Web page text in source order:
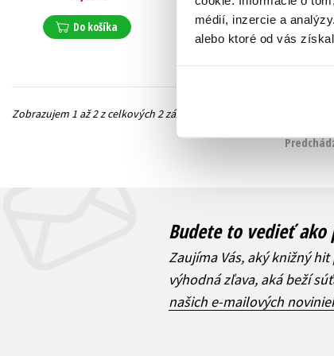
médií, inzercie a
alebo ktoré od vás
Do košíka
Do košíka
Zobrazujem 1 až 2 z celkových 2 záznamov
Budete to vedieť ako
Zaujíma Vás, aký knižný
výhodná zľava, aká beží
našich e-mailových